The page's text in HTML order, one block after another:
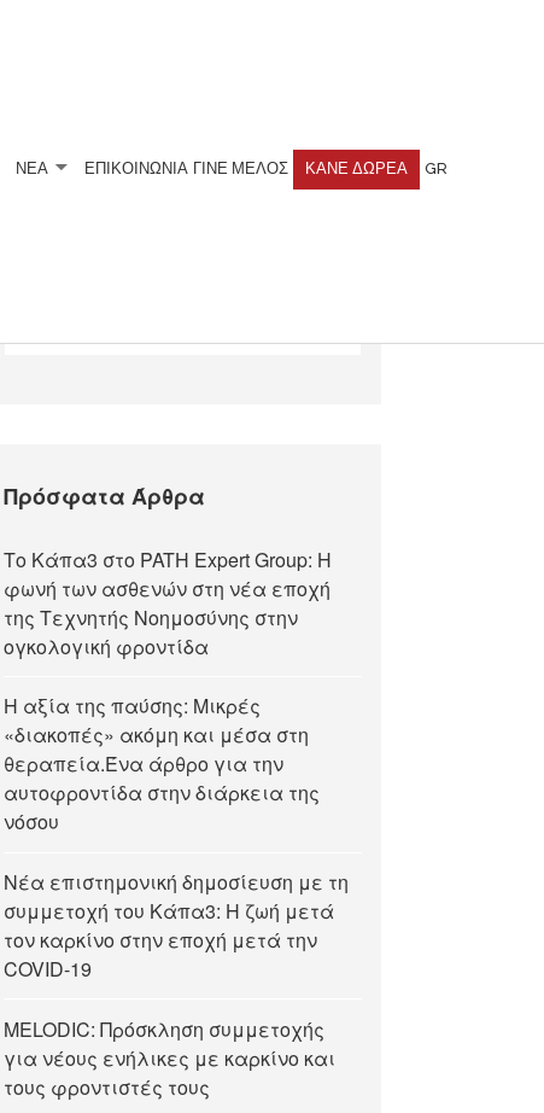
ΝΕΑ ΕΠΙΚΟΙΝΩΝΙΑ ΓΊΝΕ ΜΈΛΟΣ ΚΆΝΕ ΔΩΡΕΆ GR
Πρόσφατα Άρθρα
Tο Κάπα3 στο PATH Expert Group: Η
φωνή των ασθενών στη νέα εποχή
της Τεχνητής Νοημοσύνης στην
ογκολογική φροντίδα
Η αξία της παύσης: Μικρές
«διακοπές» ακόμη και μέσα στη
θεραπεία.Ένα άρθρο για την
αυτοφροντίδα στην διάρκεια της
νόσου
Νέα επιστημονική δημοσίευση με τη
συμμετοχή του Κάπα3: Η ζωή μετά
τον καρκίνο στην εποχή μετά την
COVID-19
MELODIC: Πρόσκληση συμμετοχής
για νέους ενήλικες με καρκίνο και
τους φροντιστές τους